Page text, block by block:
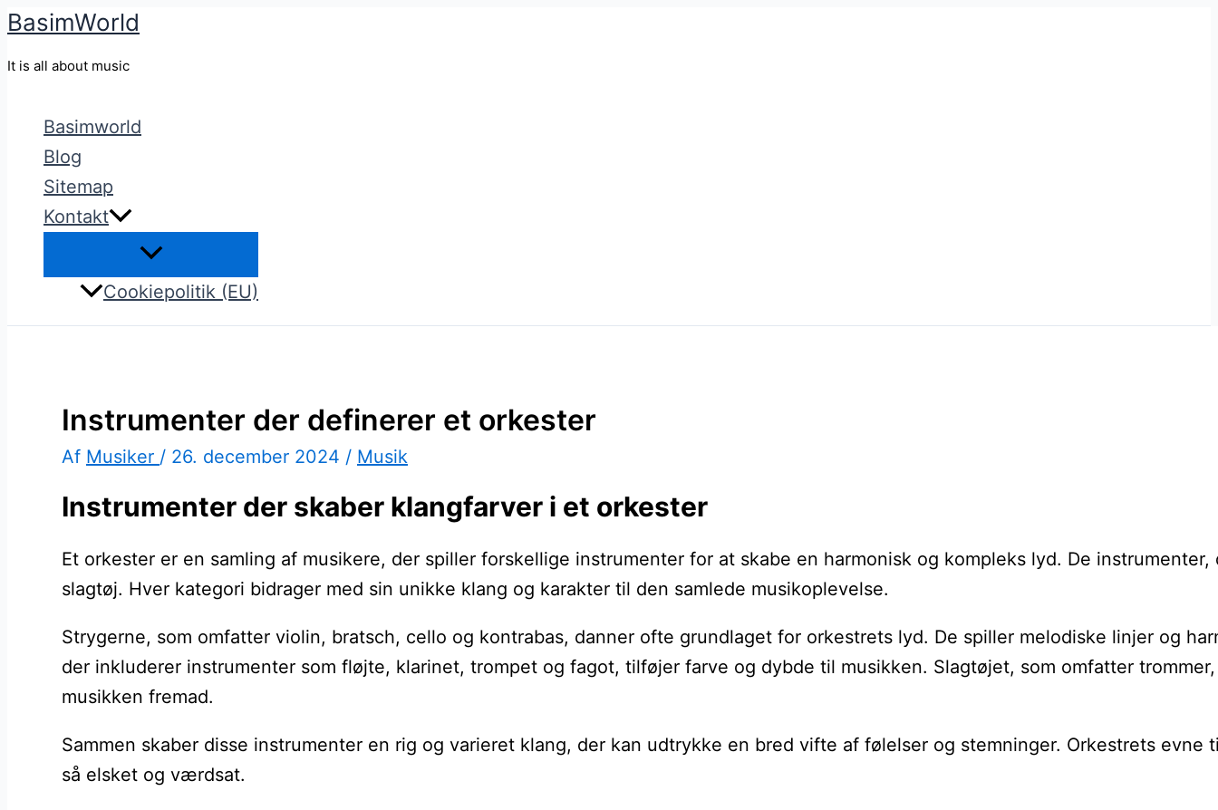
Gå
BasimWorld
It is all about music
Basimworld
Blog
Sitemap
Kontakt
Cookiepolitik (EU)
Instrumenter der definerer et orkester
Af Musiker / 26. december 2024 / Musik
Instrumenter der skaber klangfarver i et orkester
Et orkester er en samling af musikere, der spiller forskellige instrumenter for at skabe en harmonisk og kompleks lyd. De
slagtøj. Hver kategori bidrager med sin unikke klang og karakter til den samlede musikoplevelse.
Strygerne, som omfatter violin, bratsch, cello og kontrabas, danner ofte grundlaget for orkestrets lyd. De spiller melodiske linjer og
der inkluderer instrumenter som fløjte, klarinet, trompet og fagot, tilføjer farve og dybde til musikken. Slagtøjet, som omfatter
musikken fremad.
Sammen skaber disse instrumenter en rig og varieret klang, der kan udtrykke en bred vifte af følelser og stemninger. Orkestrets
så elsket og værdsat.